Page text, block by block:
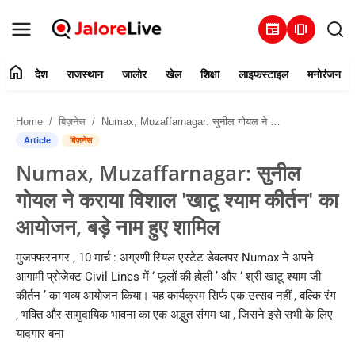
newspaper amp_stories
संपर्क करें
देश
राजस्थान
जालोर
खेल
शिक्षा
home देश राजस्थान जालोर खेल शिक्षा लाइफस्टाइल मनोरंजन
Home बिज़नेस Numax, Muzaffarnagar: सुनील गोयल ने कराया विशाल 'खाटू श्याम कीर्तन' का आयोजन, बड़े नाम हुए शामिल
Article बिज़नेस
Numax, Muzaffarnagar: सुनील
गोयल ने कराया विशाल 'खाटू श्याम कीर्तन' का
आयोजन, बड़े नाम हुए शामिल
मुजफ्फरनगर , 10 मार्च : अग्रणी रियल एस्टेट डेवलपर Numax ने अपने
आगामी प्रोजेक्ट Civil Lines में ‘ फूलों की होली ’ और ‘ श्री खाटू श्याम जी
कीर्तन ’ का भव्य आयोजन किया। यह कार्यक्रम सिर्फ एक उत्सव नहीं , बल्कि रंग
, भक्ति और सामुदायिक भावना का एक अद्भुत संगम था , जिसने इसे सभी के लिए
यादगार बना